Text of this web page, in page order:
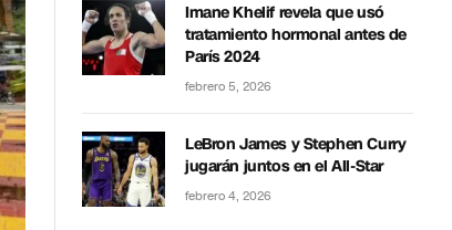
Imane Khelif revela que usó
tratamiento hormonal antes de
París 2024
febrero 5, 2026
LeBron James y Stephen Curry
jugarán juntos en el All-Star
febrero 4, 2026